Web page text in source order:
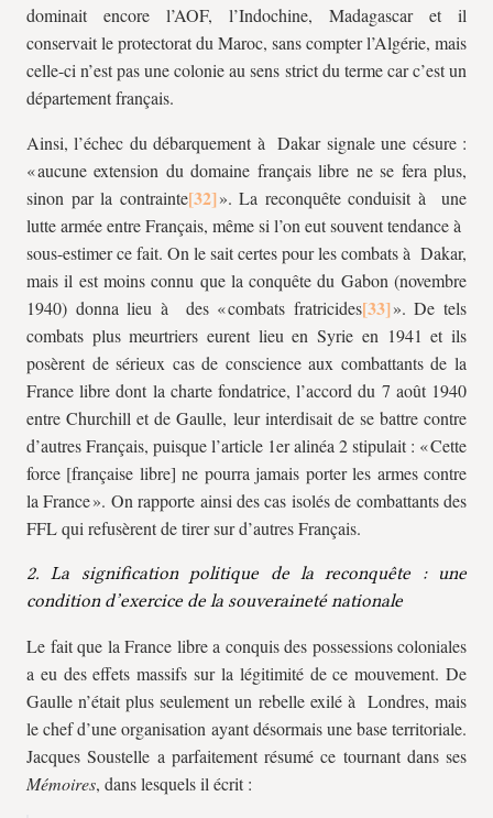
dominait encore l’AOF, l’Indochine, Madagascar et il
conservait le protectorat du Maroc, sans compter l’Algérie, mais
celle-ci n’est pas une colonie au sens strict du terme car c’est un
département français.
Ainsi, l’échec du débarquement à Dakar signale une césure :
« aucune extension du domaine français libre ne se fera plus,
sinon par la contrainte
». La reconquête conduisit à une
lutte armée entre Français, même si l’on eut souvent tendance à
sous-estimer ce fait. On le sait certes pour les combats à Dakar,
mais il est moins connu que la conquête du Gabon (novembre
1940) donna lieu à des « combats fratricides
». De tels
combats plus meurtriers eurent lieu en Syrie en 1941 et ils
posèrent de sérieux cas de conscience aux combattants de la
France libre dont la charte fondatrice, l’accord du 7 août 1940
entre Churchill et de Gaulle, leur interdisait de se battre contre
d’autres Français, puisque l’article 1er alinéa 2 stipulait : « Cette
force [française libre] ne pourra jamais porter les armes contre
la France ». On rapporte ainsi des cas isolés de combattants des
FFL qui refusèrent de tirer sur d’autres Français.
2. La signification politique de la reconquête : une
condition d’exercice de la souveraineté nationale
Le fait que la France libre a conquis des possessions coloniales
a eu des effets massifs sur la légitimité de ce mouvement. De
Gaulle n’était plus seulement un rebelle exilé à Londres, mais
le chef d’une organisation ayant désormais une base territoriale.
Jacques Soustelle a parfaitement résumé ce tournant dans ses
Mémoires, dans lesquels il écrit :